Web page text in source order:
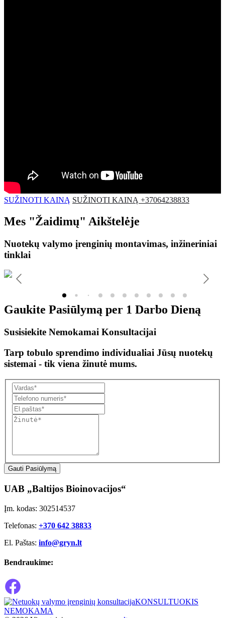
SUŽINOTI KAINĄ SUŽINOTI KAINĄ +37064238833
Mes "Žaidimų" Aikštelėje
Nuotekų valymo įrenginių montavimas, inžineriniai
tinklai
Gaukite Pasiūlymą per 1 Darbo Dieną
Susisiekite Nemokamai Konsultacijai
Tarp tobulo sprendimo individualiai Jūsų nuotekų
sistemai - tik viena žinutė mums.
Gauti Pasiūlymą
UAB „Baltijos Bioinovacijos“
Įm. kodas: 302514537
Telefonas: +370 642 38833
El. Paštas: info@gryn.lt
Bendraukime:
KONSULTUOKIS
NEMOKAMA